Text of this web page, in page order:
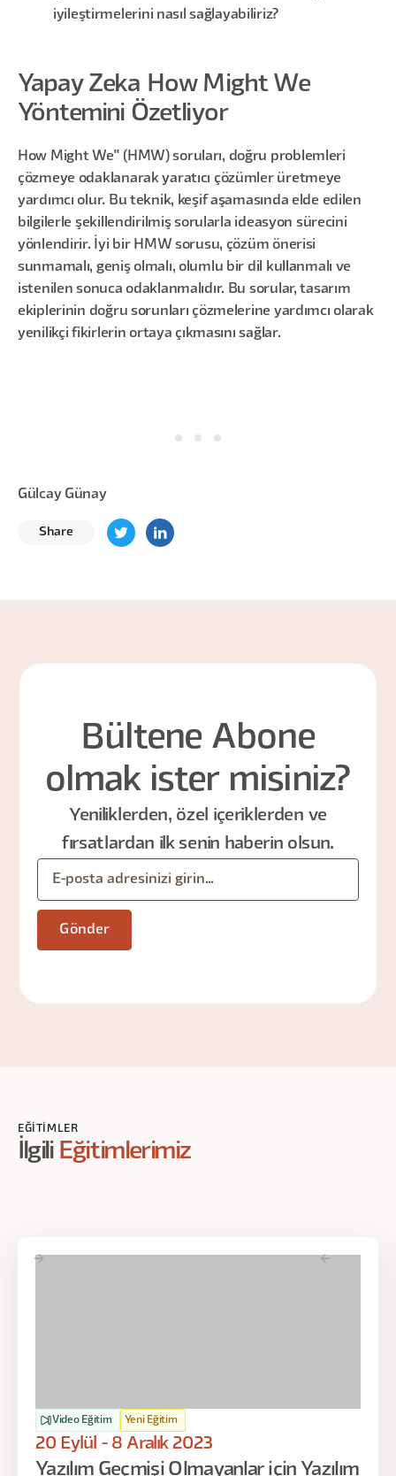
iyileştirmelerini nasıl sağlayabiliriz?
Yapay Zeka How Might We
Yöntemini Özetliyor
How Might We" (HMW) soruları, doğru problemleri
çözmeye odaklanarak yaratıcı çözümler üretmeye
yardımcı olur. Bu teknik, keşif aşamasında elde edilen
bilgilerle şekillendirilmiş sorularla ideasyon sürecini
yönlendirir. İyi bir HMW sorusu, çözüm önerisi
sunmamalı, geniş olmalı, olumlu bir dil kullanmalı ve
istenilen sonuca odaklanmalıdır. Bu sorular, tasarım
ekiplerinin doğru sorunları çözmelerine yardımcı olarak
yenilikçi fikirlerin ortaya çıkmasını sağlar.
Gülcay Günay
Share
Bültene Abone
olmak ister misiniz?
Yeniliklerden, özel içeriklerden ve
fırsatlardan ilk senin haberin olsun.
EĞITIMLER
İlgili Eğitimlerimiz
Video Eğitim Yeni Eğitim
20 Eylül - 8 Aralık 2023
Yazılım Geçmişi Olmayanlar için Yazılım